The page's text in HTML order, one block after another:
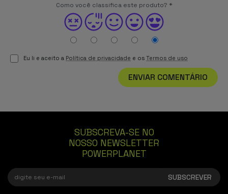
Como você classifica este produto? *
Eu li e aceito a Política de privacidade e os Termos de uso
ENVIAR COMENTÁRIO
SUBSCREVA-SE NO
NOSSO NEWSLETTER
POWERPLANET